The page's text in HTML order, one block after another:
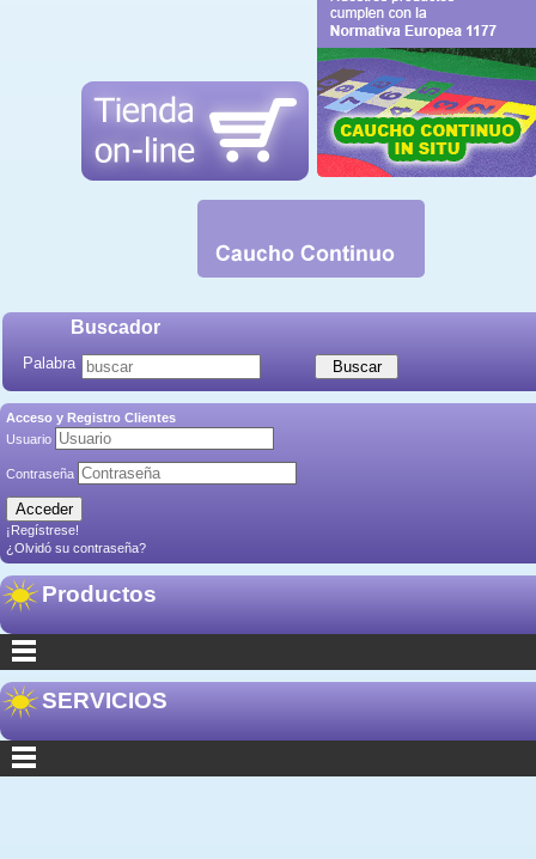
Buscador
Palabra
Acceso y Registro Clientes
Usuario
Contraseña
¡Regístrese!
¿Olvidó su contraseña?
Productos
SERVICIOS